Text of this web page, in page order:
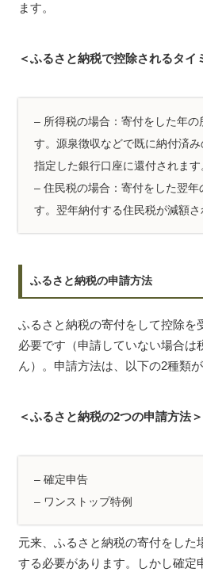
ます。
＜ふるさと納税で控除されるタイ
– 所得税の場合：寄付をした年の
す。源泉徴収などで既に納付済み
指定した銀行口座に還付されます
– 住民税の場合：寄付をした翌年
す。翌年納付する住民税が減額さ
ふるさと納税の申請方法
ふるさと納税の寄付をして控除を
必要です（申請していない場合は
ん）。申請方法は、以下の2種類が
＜ふるさと納税の2つの申請方法＞
– 確定申告
– ワンストップ特例
元来、ふるさと納税の寄付をした
する必要があります。しかし確定